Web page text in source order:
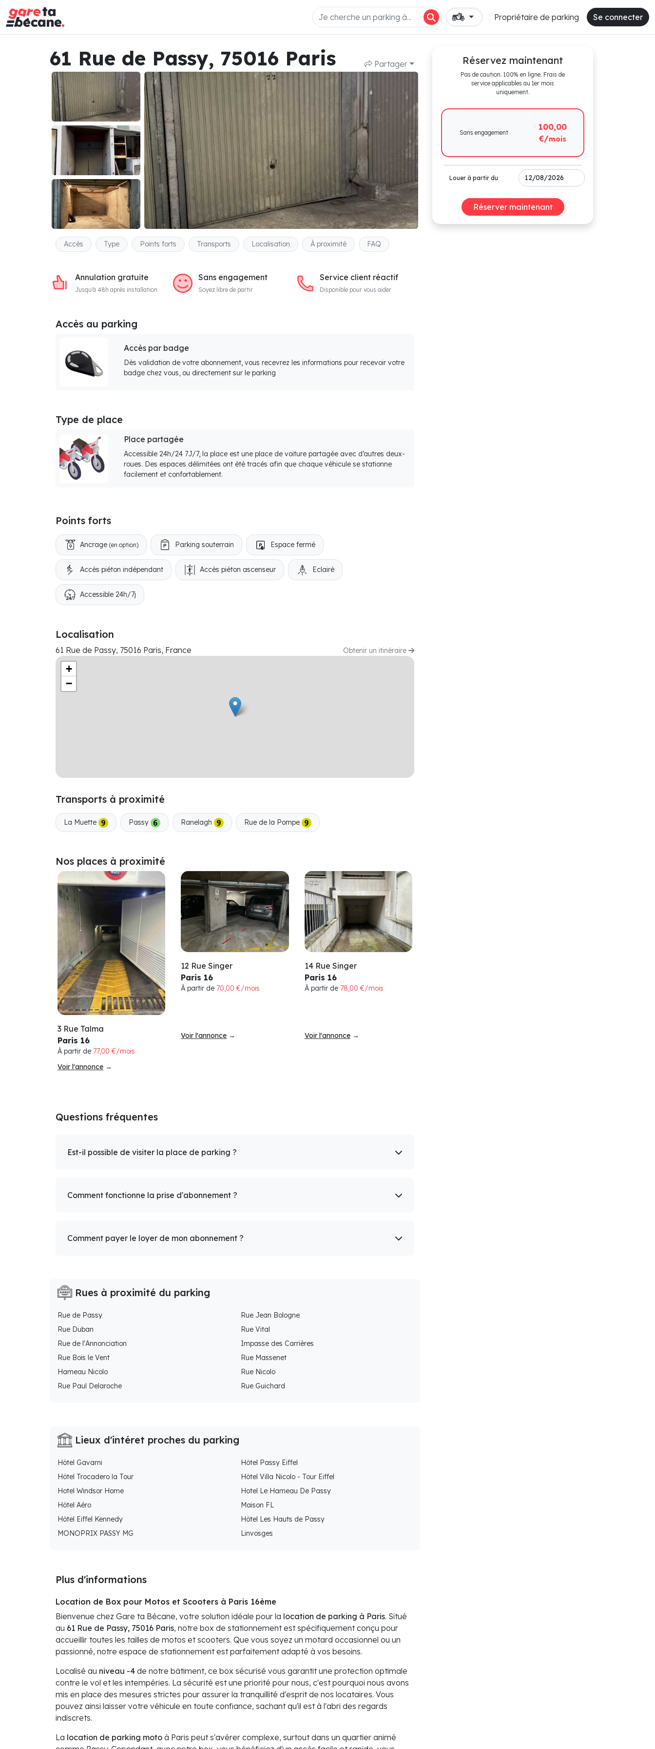
Propriétaire de parking Se connecter
61 Rue de Passy, 75016 Paris Partager
Accès Type Points forts Transports Localisation À proximité FAQ
Annulation gratuite
Jusqu'à 48h après installation
Sans engagement
Soyez libre de partir
Service client réactif
Disponible pour vous aider
Accès au parking
Accès par badge
Dès validation de votre abonnement, vous recevrez les informations pour recevoir votre
badge chez vous, ou directement sur le parking
Type de place
Place partagée
Accessible 24h/24 7J/7, la place est une place de voiture partagée avec d’autres deux-
roues. Des espaces délimitées ont été tracés afin que chaque véhicule se stationne
facilement et confortablement.
Points forts
Ancrage (en option) Parking souterrain Espace fermé
Accès piéton indépendant Accès piéton ascenseur Eclairé
Accessible 24h/7j
Localisation
61 Rue de Passy, 75016 Paris, France Obtenir un itinéraire
+
−
Transports à proximité
La Muette Passy Ranelagh Rue de la Pompe
Nos places à proximité
3 Rue Talma
Paris 16
À partir de 77,00 €/mois
Voir l'annonce →
12 Rue Singer
Paris 16
À partir de 70,00 €/mois
Voir l'annonce →
14 Rue Singer
Paris 16
À partir de 78,00 €/mois
Voir l'annonce→
Questions fréquentes
Est-il possible de visiter la place de parking ?
Comment fonctionne la prise d'abonnement ?
Comment payer le loyer de mon abonnement ?
Rues à proximité du parking
Rue de Passy
Rue Jean Bologne
Rue Duban
Rue Vital
Rue de l'Annonciation
Impasse des Carrières
Rue Bois le Vent
Rue Massenet
Hameau Nicolo
Rue Nicolo
Rue Paul Delaroche
Rue Guichard
Lieux d'intéret proches du parking
Hôtel Gavarni
Hôtel Passy Eiffel
Hôtel Trocadero la Tour
Hôtel Villa Nicolo - Tour Eiffel
Hotel Windsor Home
Hotel Le Hameau De Passy
Hôtel Aéro
Maison FL
Hôtel Eiffel Kennedy
Hôtel Les Hauts de Passy
MONOPRIX PASSY MG
Linvosges
Plus d'informations
Location de Box pour Motos et Scooters à Paris 16ème
Bienvenue chez Gare ta Bécane, votre solution idéale pour la location de parking à Paris. Situé
au 61 Rue de Passy, 75016 Paris, notre box de stationnement est spécifiquement conçu pour
accueillir toutes les tailles de motos et scooters. Que vous soyez un motard occasionnel ou un
passionné, notre espace de stationnement est parfaitement adapté à vos besoins.
Localisé au niveau -4 de notre bâtiment, ce box sécurisé vous garantit une protection optimale
contre le vol et les intempéries. La sécurité est une priorité pour nous, c'est pourquoi nous avons
mis en place des mesures strictes pour assurer la tranquillité d'esprit de nos locataires. Vous
pouvez ainsi laisser votre véhicule en toute confiance, sachant qu'il est à l'abri des regards
indiscrets.
La location de parking moto à Paris peut s'avérer complexe, surtout dans un quartier animé
Réservez maintenant
Pas de caution. 100% en ligne. Frais de
service applicables au 1er mois
uniquement.
Sans engagement
100,00
€/mois
Louer à partir du
Réserver maintenant